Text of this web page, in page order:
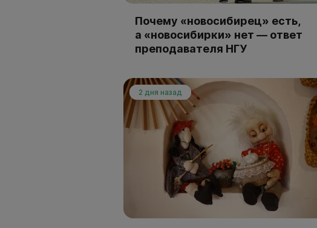
Почему «новосибирец» есть,
а «новосибирки» нет — ответ
преподавателя НГУ
2 дня назад